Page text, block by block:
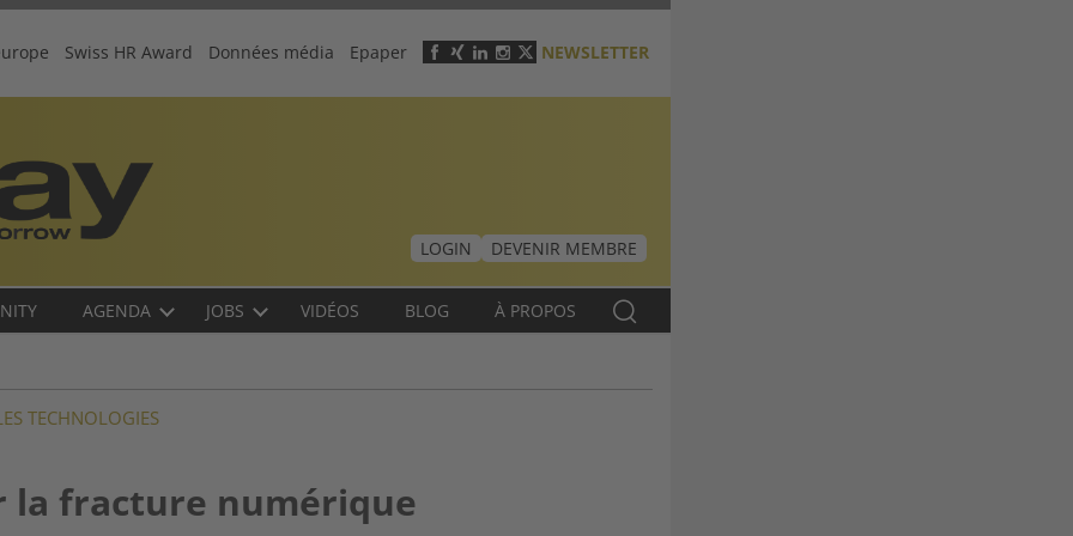
Header
menu
Swiss HR Award Données média Epaper NEWSLETTER
LOGIN
DEVENIR MEMBRE
AGENDA JOBS VIDÉOS BLOG À PROPOS
TECHNOLOGIES
la fracture numérique